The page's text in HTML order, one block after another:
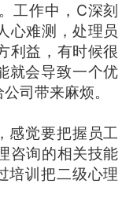
工作中，C深刻
心难测，处理员
利益，有时候很
就会导致一个优
司带来麻烦。
觉要把握员工
咨询的相关技能
培训把二级心理